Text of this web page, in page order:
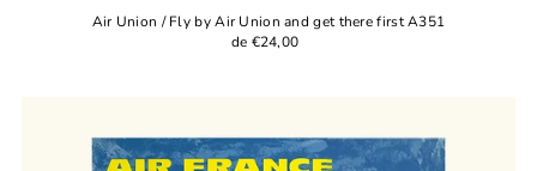
Air Union / Fly by Air Union and get there first A351
de €24,00